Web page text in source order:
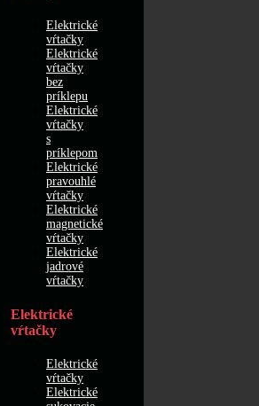
Elektrické
vŕtačky
Elektrické
vŕtačky
bez
príklepu
Elektrické
vŕtačky
s
príklepom
Elektrické
pravouhlé
vŕtačky
Elektrické
magnetické
vŕtačky
Elektrické
jadrové
vŕtačky
Elektrické
vŕtačky
Elektrické
vŕtačky
Elektrické